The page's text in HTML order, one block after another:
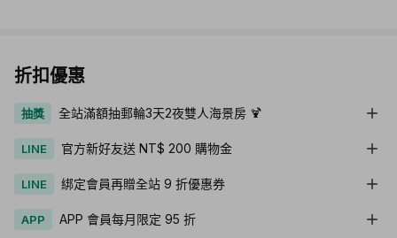
折扣優惠
抽獎 全站滿額抽郵輪3天2夜雙人海景房 🍹
LINE 官方新好友送 NT$ 200 購物金
LINE 綁定會員再贈全站 9 折優惠券
APP APP 會員每月限定 95 折